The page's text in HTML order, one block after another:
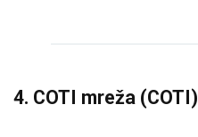
4. COTI mreža (COTI)